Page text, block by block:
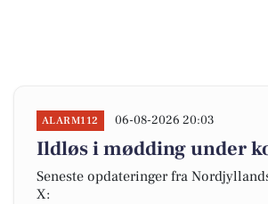
ALARM112 06-08-2026 20:03
Ildløs i mødding under
Seneste opdateringer fra
X: